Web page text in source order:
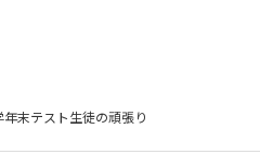
年末テスト生徒の頑張り